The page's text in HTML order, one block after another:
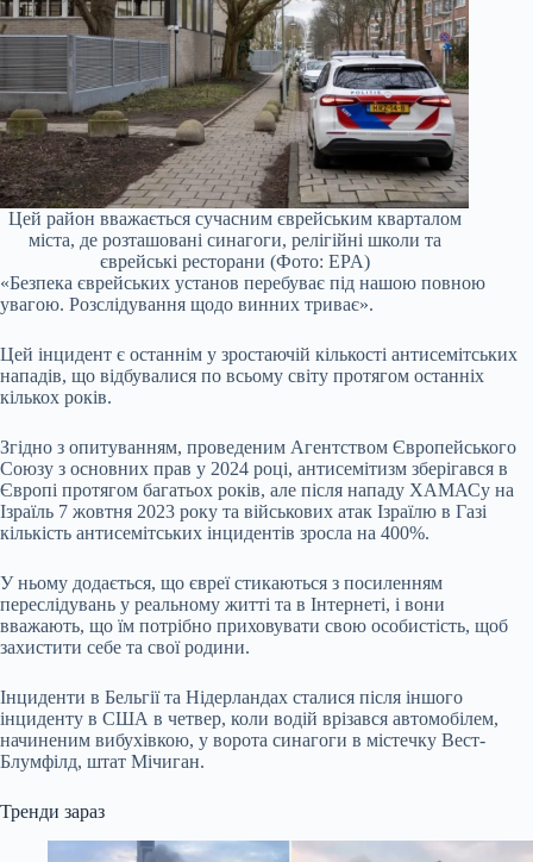
Цей район вважається сучасним єврейським кварталом
міста, де розташовані синагоги, релігійні школи та
єврейські ресторани (Фото: EPA)
«Безпека єврейських установ перебуває під нашою повною
увагою. Розслідування щодо винних триває».
Цей інцидент є останнім у зростаючій кількості антисемітських
нападів, що відбувалися по всьому світу протягом останніх
кількох років.
Згідно з опитуванням, проведеним Агентством Європейського
Союзу з основних прав у 2024 році, антисемітизм зберігався в
Європі протягом багатьох років, але після нападу ХАМАСу на
Ізраїль 7 жовтня 2023 року та військових атак Ізраїлю в Газі
кількість антисемітських інцидентів зросла на 400%.
У ньому додається, що євреї стикаються з посиленням
переслідувань у реальному житті та в Інтернеті, і вони
вважають, що їм потрібно приховувати свою особистість, щоб
захистити себе та свої родини.
Інциденти в Бельгії та Нідерландах сталися після іншого
інциденту в США в четвер, коли водій врізався автомобілем,
начиненим вибухівкою, у ворота синагоги в містечку Вест-
Блумфілд, штат Мічиган.
Тренди зараз